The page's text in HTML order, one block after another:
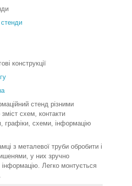
стенди
конструкції
стенд різними
схем, контакти
графіки, схеми, інформацію
з металевої труби обробити і
у них зручно
Легко монтується